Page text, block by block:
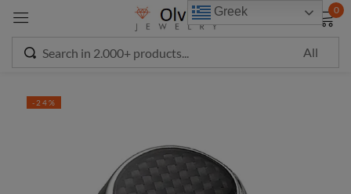
0
-24%
Greek
Sign in
Remember me Lost password?
modal-check